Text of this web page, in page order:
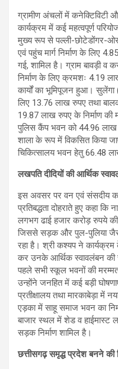
ग्रामीण अंचलों में कनेक्टिविटी
कार्यक्रम में कई महत्वपूर्ण
मुख्य रूप से पल्ली-छोटेडोंगर-
एवं पहुंच मार्ग निर्माण के लिए
गई, शामिल है। ​ग्राम बावड़ी व
निर्माण के लिए क्रमशः 4.19
कार्यों का भूमिपूजन हुआ। ​सुलेंगा
लिए 13.76 लाख रुपए तथा
19.87 लाख रुपए के निर्माण की
पुलिस कैंप भवन को 44.96 लाख
शाला के रूप में विकसित किया
चिकित्सालय भवन हेतु 66.48
लखपति दीदियों की आर्थिक
इस अवसर पर वन एवं संसदीय
प्रतिबद्धता दोहराते हुए कहा
लगभग ढाई हजार करोड़ रुपये
जिससे सड़क और पुल-पुलिया
रहा है। ​श्री कश्यप ने कार्यक्रम
कर उनके आर्थिक स्वावलंबन की
पहले सभी स्कूल भवनों की
उन्होंने जनहित में कई बड़ी
प्रतीक्षालय तथा मारकाबेड़ा में
एड़का में साहू समाज भवन का
बाजार स्थल में शेड व हाईमास्ट
सड़क निर्माण शामिल है।
छत्तीसगढ़ समृद्ध प्रदेश बनने